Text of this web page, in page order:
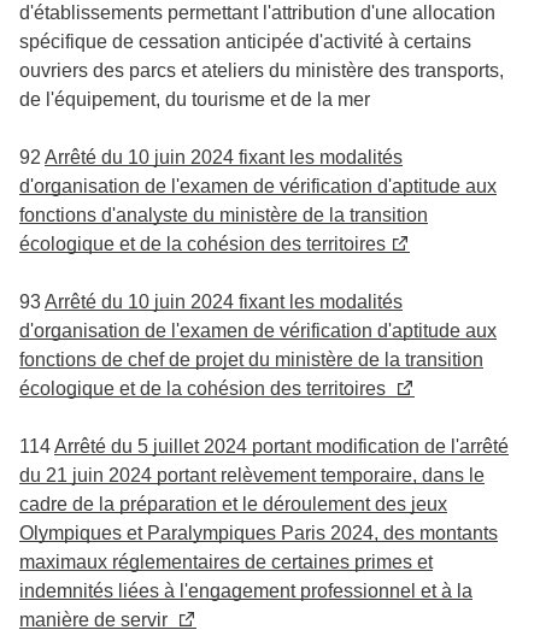
d'établissements permettant l'attribution d'une allocation
spécifique de cessation anticipée d'activité à certains
ouvriers des parcs et ateliers du ministère des transports,
de l'équipement, du tourisme et de la mer
92 Arrêté du 10 juin 2024 fixant les modalités
d'organisation de l'examen de vérification d'aptitude aux
fonctions d'analyste du ministère de la transition
écologique et de la cohésion des territoires
93Arrêté du 10 juin 2024 fixant les modalités
d'organisation de l'examen de vérification d'aptitude aux
fonctions de chef de projet du ministère de la transition
écologique et de la cohésion des territoires
114Arrêté du 5 juillet 2024 portant modification de l'arrêté
du 21 juin 2024 portant relèvement temporaire, dans le
cadre de la préparation et le déroulement des jeux
Olympiques et Paralympiques Paris 2024, des montants
maximaux réglementaires de certaines primes et
indemnités liées à l'engagement professionnel et à la
manière de servir